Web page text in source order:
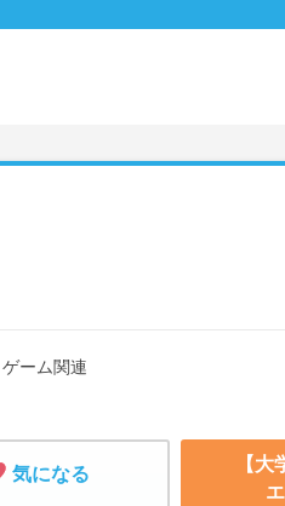
ーム関連
気になる
【大